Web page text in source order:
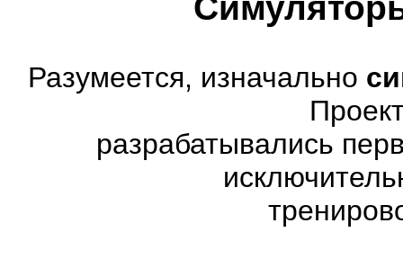
Разумеется, изначально
разрабатывались